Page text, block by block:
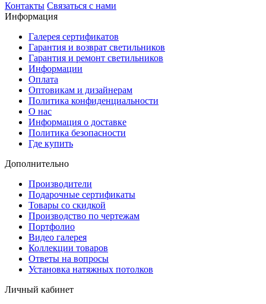
Контакты Связаться с нами
Информация
Галерея сертификатов
Гарантия и возврат светильников
Гарантия и ремонт светильников
Информации
Оплата
Оптовикам и дизайнерам
Политика конфиденциальности
О нас
Информация о доставке
Политика безопасности
Где купить
Дополнительно
Производители
Подарочные сертификаты
Товары со скидкой
Производство по чертежам
Портфолио
Видео галерея
Коллекции товаров
Ответы на вопросы
Установка натяжных потолков
Личный кабинет